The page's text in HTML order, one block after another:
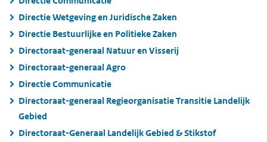
Directie Wetgeving en Juridische Zaken
Directie Bestuurlijke en Politieke Zaken
Directoraat-generaal Natuur en Visserij
Directoraat-generaal Agro
Directie Communicatie
Directoraat-generaal Regieorganisatie Transitie Landelijk
Gebied
Directoraat-Generaal Landelijk Gebied & Stikstof